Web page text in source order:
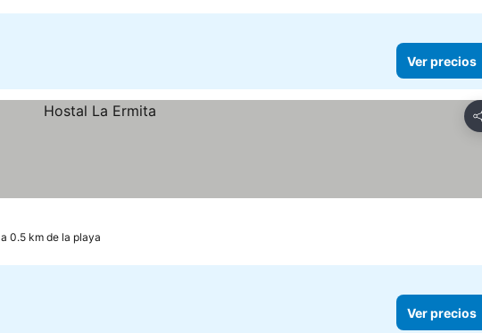
Ver precios
a 0.5 km de la playa
Ver precios